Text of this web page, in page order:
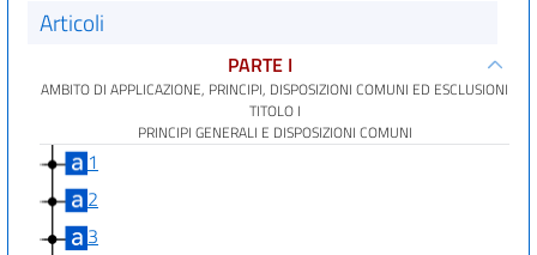
Articoli
PARTE I
AMBITO DI APPLICAZIONE, PRINCIPI, DISPOSIZIONI COMUNI ED ESCLUSIONI
TITOLO I
PRINCIPI GENERALI E DISPOSIZIONI COMUNI
1
2
3